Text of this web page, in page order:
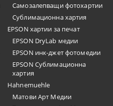
Самозалепващи фотохартии
Сублимационна хартия
EPSON хартии за печат
EPSON DryLab медии
EPSON инк-джет фотомедии
EPSON Сублимационна
хартия
Hahnemuehle
Матови Арт Медии